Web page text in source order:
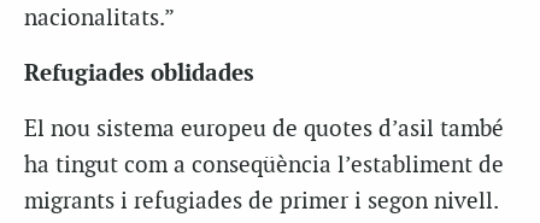
nacionalitats.”
Refugiades oblidades
El nou sistema europeu de quotes d’asil també
ha tingut com a conseqüència l’establiment de
migrants i refugiades de primer i segon nivell.